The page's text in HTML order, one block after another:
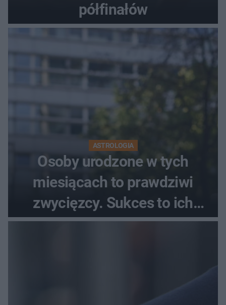
półfinałów
ASTROLOGIA
Osoby urodzone w tych
miesiącach to prawdziwi
zwycięzcy. Sukces to ich
drugie imię